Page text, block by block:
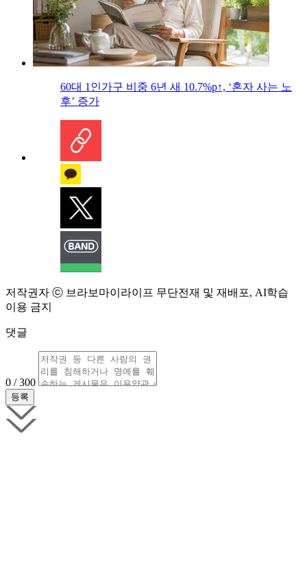
60대 1인가구 비중 6년 새 10.7%p↑, ‘혼자 사는 노
후’ 증가
저작권자 ⓒ 브라보마이라이프 무단전재 및 재배포, AI학습
이용 금지
댓글
0 / 300